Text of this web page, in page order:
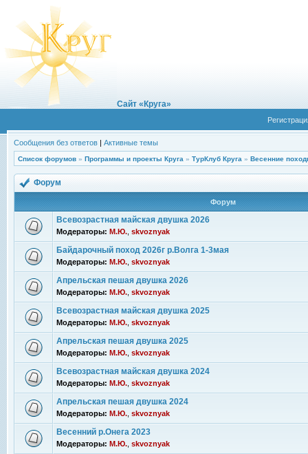
Сайт «Круга»
Сообщения без ответов | Активные темы
Список форумов » Программы и проекты Круга » ТурКлуб Круга » Весенние
Форум
Форум
Всевозрастная майская двушка 2026
Модераторы: М.Ю. skvoznyak
Байдарочный поход 2026г р.Волга 1-3мая
Модераторы: М.Ю. skvoznyak
Апрельская пешая двушка 2026
Модераторы: М.Ю. skvoznyak
Всевозрастная майская двушка 2025
Модераторы: М.Ю. skvoznyak
Апрельская пешая двушка 2025
Модераторы: М.Ю. skvoznyak
Всевозрастная майская двушка 2024
Модераторы: М.Ю. skvoznyak
Апрельская пешая двушка 2024
Модераторы: М.Ю. skvoznyak
Весенний р.Онега 2023
Модераторы: М.Ю. skvoznyak